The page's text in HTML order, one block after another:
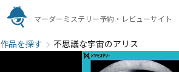
マーダーミステリー予約・レビューサイト
作品を探す 不思議な宇宙のアリス